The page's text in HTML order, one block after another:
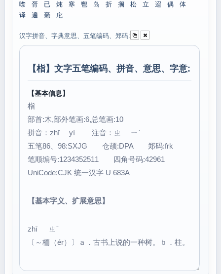
噤
胥 已 炖 寒 鬯 岛 折 搁 松 立 迢 偶
体
译
遍 毫 庀
汉字拼音、字典意思、五笔编码、郑码:
【栺】文字五笔编码、拼音、意思、字意:
【基本信息】
栺
部首:木,部外笔画:6,总笔画:10
拼音：zhī yì 注音：ㄓ ㄧˋ
五笔86、98:SXJG 仓颉:DPA 郑码:frk
笔顺编号:1234352511 四角号码:42961
UniCode:CJK 统一汉字 U 683A
【基本字义、扩展意思】
zhī ㄓˉ
〔～栭（ér）〕ａ．古书上说的一种树。ｂ．柱。